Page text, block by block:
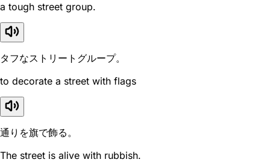
a tough street group.
タフなストリートグループ。
to decorate a street with flags
通りを旗で飾る。
The street is alive with rubbish.